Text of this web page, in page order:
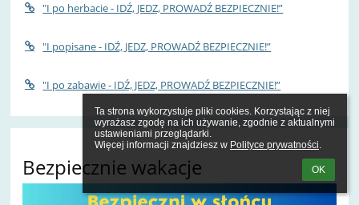
Ta strona wykorzystuje pliki cookies. Korzystając z niej
wyrażasz zgodę na ich używanie, zgodnie z aktualnymi
ustawieniami przeglądarki.
Więcej informacji znajdziesz w Polityce prywatności.
OK
"I po herbacie - IDŹ, JEDZ, PROWADŹ BEZPIECZNIE!”
"I popisane - IDŹ, JEDZ, PROWADŹ BEZPIECZNIE!”
"I po zabawie - IDŹ, JEDZ, PROWADŹ BEZPIECZNIE!”
Bezpiecznie wakacje